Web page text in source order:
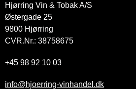
Hjørring Vin & Tobak A/S
Østergade 25
9800 Hjørring
CVR.Nr.: 38758675
+45 98 92 10 03
info@hjoerring-vinhandel.dk